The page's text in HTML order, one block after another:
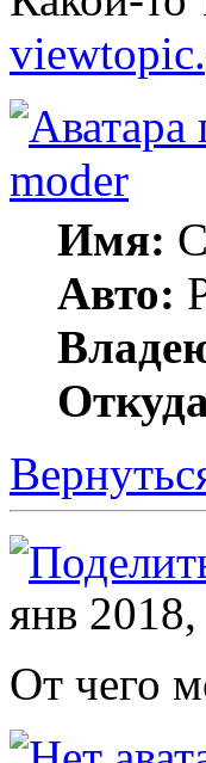
moder
Имя:
Авто:
янв
От чего